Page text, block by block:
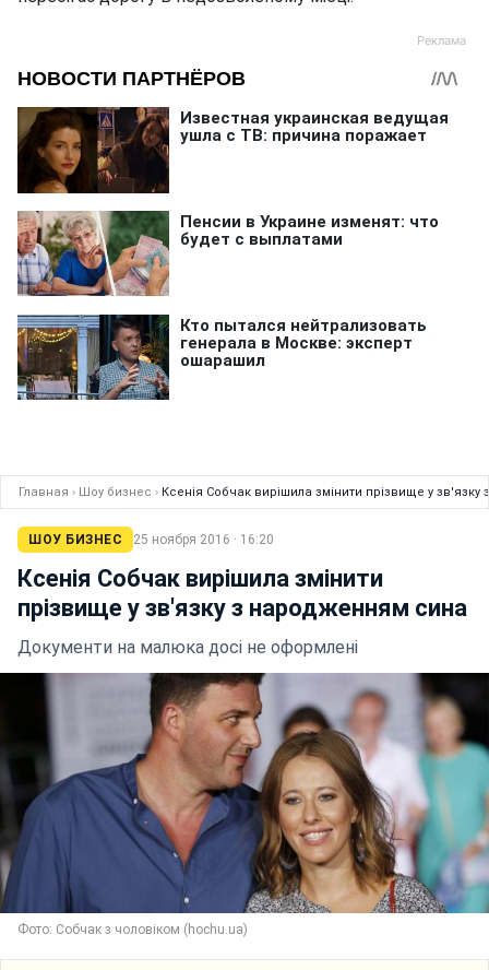
Главная › Шоу бизнес › Ксенія Собчак вирішила змінити прізвище у
ШОУ БИЗНЕС 25 ноября 2016 · 16:20
Ксенія Собчак вирішила змінити
прізвище у зв'язку з народженням сина
Документи на малюка досі не оформлені
Фото: Собчак з чоловіком (hochu.ua)